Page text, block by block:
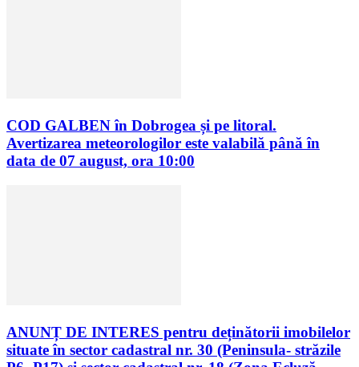
COD GALBEN în Dobrogea și pe litoral.
Avertizarea meteorologilor este valabilă până în
data de 07 august, ora 10:00
ANUNȚ DE INTERES pentru deținătorii imobilelor
situate în sector cadastral nr. 30 (Peninsula- străzile